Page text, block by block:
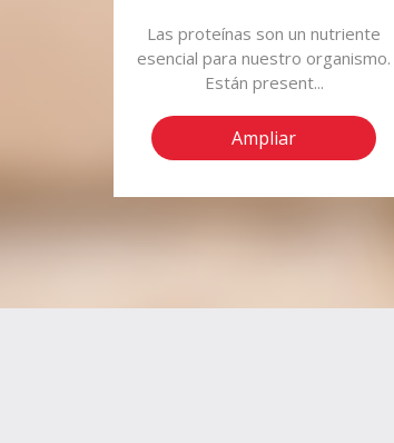
Las proteínas son un nutriente
esencial para nuestro organismo.
Están present...
Ampliar